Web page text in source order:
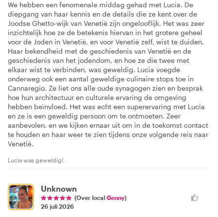
We hebben een fenomenale middag gehad met Lucia. De
diepgang van haar kennis en de details die ze kent over de
Joodse Ghetto-wijk van Venetië zijn ongelooflijk. Het was zeer
inzichtelijk hoe ze de betekenis hiervan in het grotere geheel
voor de Joden in Venetië, en voor Venetië zelf, wist te duiden.
Haar bekendheid met de geschiedenis van Venetië en de
geschiedenis van het jodendom, en hoe ze die twee met
elkaar wist te verbinden, was geweldig. Lucia voegde
onderweg ook een aantal geweldige culinaire stops toe in
Cannaregio. Ze liet ons alle oude synagogen zien en besprak
hoe hun architectuur en culturele ervaring de omgeving
hebben beïnvloed. Het was echt een superervaring met Lucia
en ze is een geweldig persoon om te ontmoeten. Zeer
aanbevolen, en we kijken ernaar uit om in de toekomst contact
te houden en haar weer te zien tijdens onze volgende reis naar
Venetië.
Lucia was geweldig!
Unknown
(Over local Genny)
26 juli 2026